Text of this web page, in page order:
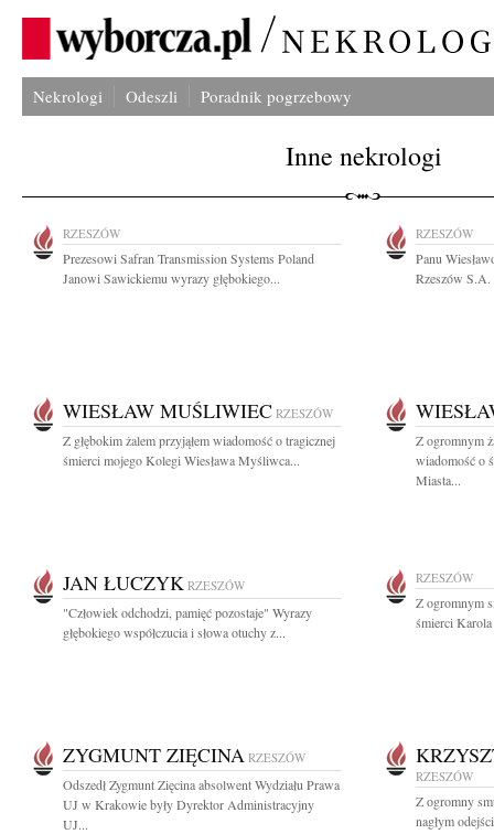
Nekrologi Odeszli Poradnik pogrzebowy
Inne nekrologi
RZESZÓW
Prezesowi Safran Transmission Systems Poland
Janowi Sawickiemu wyrazy głębokiego...
RZESZÓW
Panu
Rzeszów S.A.
WIESŁAW MUŚLIWIEC RZESZÓW
Z głębokim żalem przyjąłem wiadomość o tragicznej
śmierci mojego Kolegi Wiesława Myśliwca...
Z ogromnym
wiadomość o
Miasta...
JAN ŁUCZYK RZESZÓW
"Człowiek odchodzi, pamięć pozostaje" Wyrazy
głębokiego współczucia i słowa otuchy z...
RZESZÓW
Z ogromnym
śmierci
ZYGMUNT ZIĘCINA RZESZÓW
Odszedł Zygmunt Zięcina absolwent Wydziału Prawa
UJ w Krakowie były Dyrektor Administracyjny
UJ...
RZESZÓW
Z ogromny
nagłym